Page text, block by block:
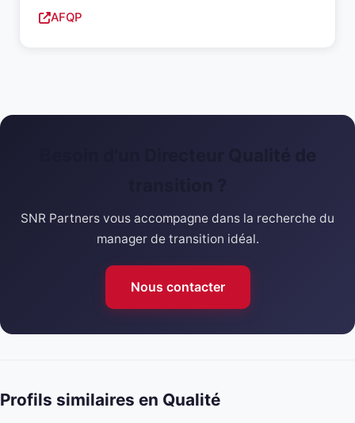
AFQP
SNR Partners vous accompagne dans la recherche du
manager de transition idéal.
Nous contacter
Profils similaires en Qualité